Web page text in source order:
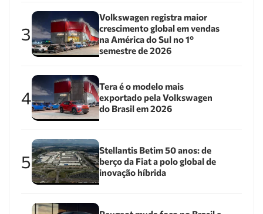
3
Volkswagen registra maior
crescimento global em vendas
na América do Sul no 1º
semestre de 2026
4
Tera é o modelo mais
exportado pela Volkswagen
do Brasil em 2026
5
Stellantis Betim 50 anos: de
berço da Fiat a polo global de
inovação híbrida